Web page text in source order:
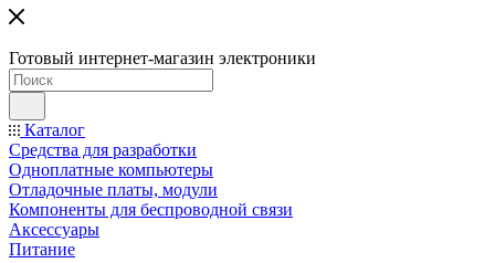
Готовый интернет-магазин электроники
Каталог
Средства для разработки
Одноплатные компьютеры
Отладочные платы, модули
Компоненты для беспроводной связи
Аксессуары
Питание